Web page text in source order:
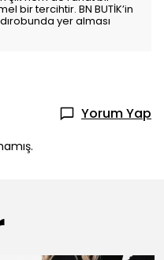
bir tercihtir. BN BUTİK’in
yer alması
Yorum Yap